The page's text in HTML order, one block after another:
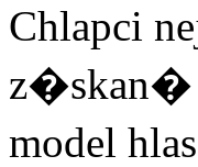
Chlapci
z�skan�
model